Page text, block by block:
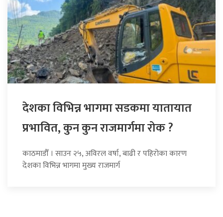
देशका विभिन्न भागमा सडकमा यातायात
प्रभावित, कुन कुन राजमार्गमा रोक ?
काठमाडौँ । साउन २५, अविरल वर्षा, बाढी र पहिरोका कारण
देशका विभिन्न भागमा मुख्य राजमार्ग